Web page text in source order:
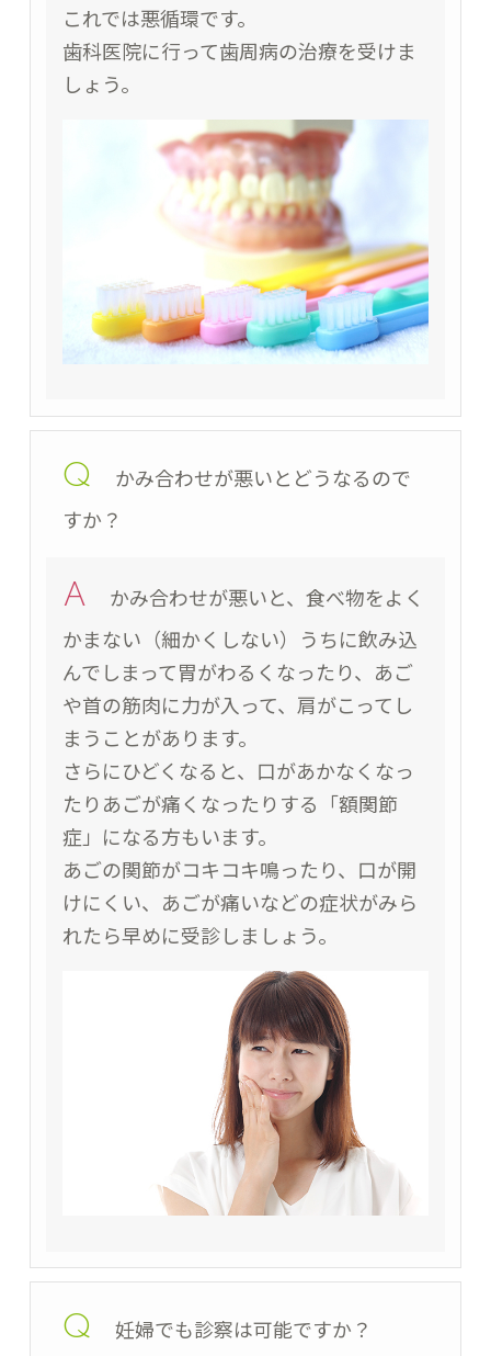
これでは悪循環です。
歯科医院に行って歯周病の治療を受けま
しょう。
Q
かみ合わせが悪いとどうなるので
すか？
A
かみ合わせが悪いと、食べ物をよく
かまない（細かくしない）うちに飲み込
んでしまって胃がわるくなったり、あご
や首の筋肉に力が入って、肩がこってし
まうことがあります。
さらにひどくなると、口があかなくなっ
たりあごが痛くなったりする「額関節
症」になる方もいます。
あごの関節がコキコキ鳴ったり、口が開
けにくい、あごが痛いなどの症状がみら
れたら早めに受診しましょう。
Q 妊婦でも診察は可能ですか？